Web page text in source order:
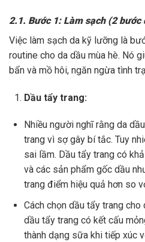
2.1. Bước 1: Làm sạch (2 bước
Việc làm sạch da kỹ lưỡng là
routine cho da dầu mùa hè. Nó
bẩn và mồ hôi, ngăn ngừa tình
Dầu tẩy trang:
Nhiều người nghĩ rằng da
trang vì sợ gây bí tắc. Tuy
sai lầm. Dầu tẩy trang có
và các sản phẩm gốc dầu
trang điểm hiệu quả hơn so
Cách chọn dầu tẩy trang
dầu tẩy trang có kết cấu
thành dạng sữa khi tiếp xúc